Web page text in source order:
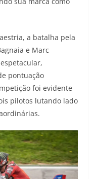
a batalha pela
e Marc
pontuação
foi evidente
pilotos lutando lado